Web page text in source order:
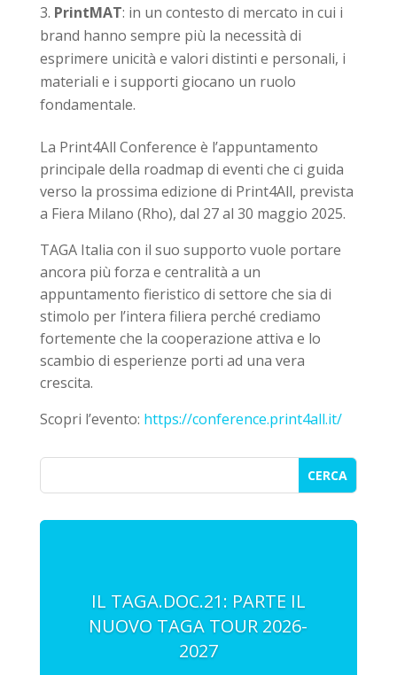
PrintMAT: in un contesto di mercato in cui i
brand hanno sempre più la necessità di
esprimere unicità e valori distinti e personali, i
materiali e i supporti giocano un ruolo
fondamentale.
La Print4All Conference è l’appuntamento
principale della roadmap di eventi che ci guida
verso la prossima edizione di Print4All, prevista
a Fiera Milano (Rho), dal 27 al 30 maggio 2025.
TAGA Italia con il suo supporto vuole portare
ancora più forza e centralità a un
appuntamento fieristico di settore che sia di
stimolo per l’intera filiera perché crediamo
fortemente che la cooperazione attiva e lo
scambio di esperienze porti ad una vera
crescita.
Scopri l’evento: https://conference.print4all.it/
IL TAGA.DOC.21: PARTE IL
NUOVO TAGA TOUR 2026-
2027